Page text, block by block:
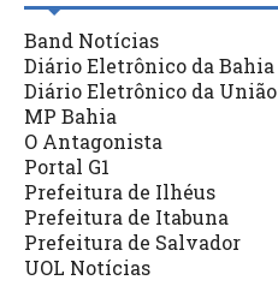
Band Notícias
Diário Eletrônico da Bahia
Diário Eletrônico da União
MP Bahia
O Antagonista
Portal G1
Prefeitura de Ilhéus
Prefeitura de Itabuna
Prefeitura de Salvador
UOL Notícias